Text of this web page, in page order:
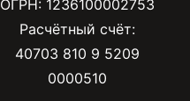
ОГРН: 1236100002753
Расчётный счёт:
40703 810 9 5209
0000510